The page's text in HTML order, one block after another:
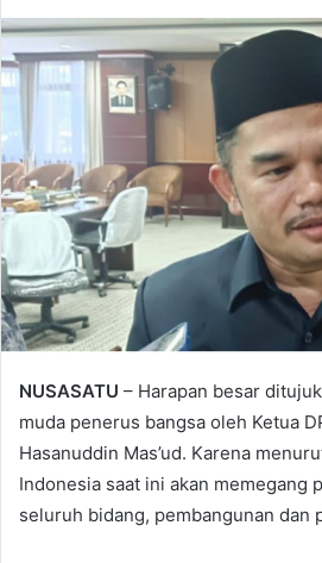
NUSASATU – Harapan besar
muda penerus bangsa oleh Ketua
Hasanuddin Mas’ud. Karena
Indonesia saat ini akan memegang
seluruh bidang, pembangunan dan